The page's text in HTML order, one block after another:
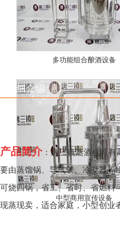
多功能组合酿酒设备
中型商用宣传设备
详细介绍
产品简介：唐三镜蒸酒机具有
要由蒸馏锅、导气管、冷凝器等
可烧四锅，省工、省时、省燃料
现蒸现卖，适合家庭，小型创业